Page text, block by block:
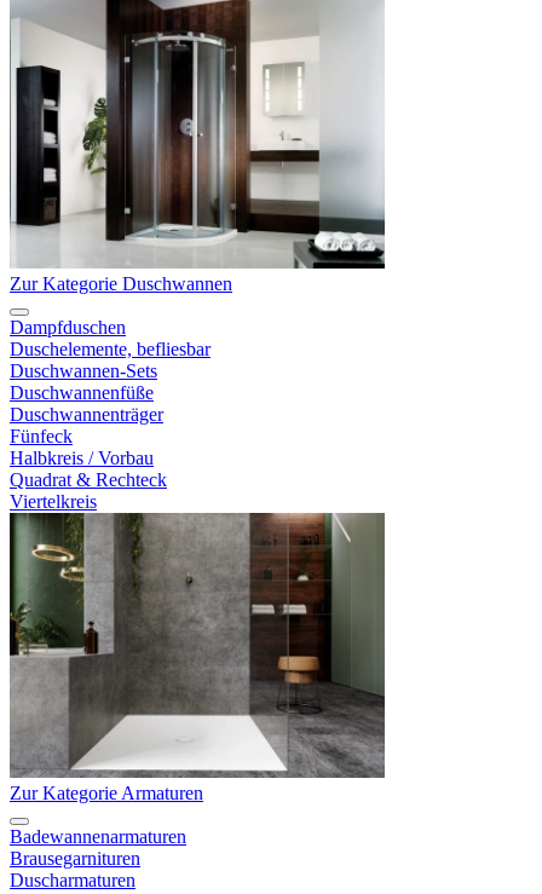
Zur Kategorie Duschwannen
Dampfduschen
Duschelemente, befliesbar
Duschwannen-Sets
Duschwannenfüße
Duschwannenträger
Fünfeck
Halbkreis / Vorbau
Quadrat & Rechteck
Viertelkreis
Zur Kategorie Armaturen
Badewannenarmaturen
Brausegarnituren
Duscharmaturen